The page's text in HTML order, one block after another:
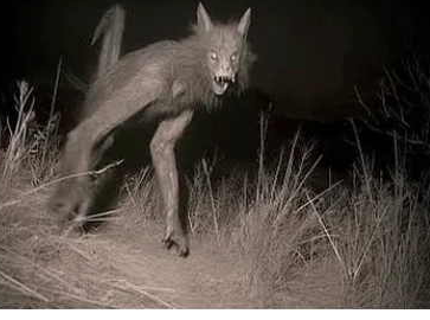
(foto: instagram/
& Profil
Nama Lengkap: Titania Aurelie Nurhermansyah
Nama Panggung: Aurel Hermansyah